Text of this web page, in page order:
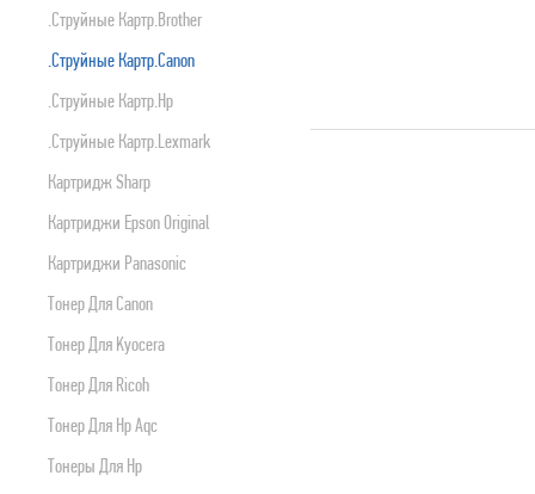
.струйные Картр.brother
.струйные Картр.canon
.струйные Картр.hp
.струйные Картр.lexmark
Картридж Sharp
Картриджи Epson Original
Картриджи Panasonic
Тонер Для Canon
Тонер Для Kyocera
Тонер Для Ricoh
Тонер Для Нр Aqc
Тонеры Для Hp